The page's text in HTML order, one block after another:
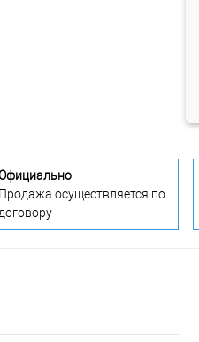
Продажа осуществляется по